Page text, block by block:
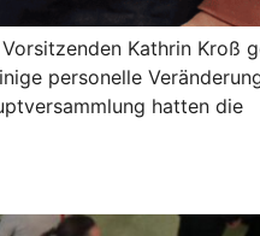
Kathrin Kroß
personelle
hatten die